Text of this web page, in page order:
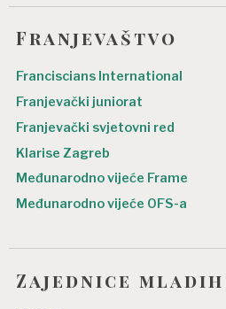
Franjevaštvo
Franciscians International
Franjevački juniorat
Franjevački svjetovni red
Klarise Zagreb
Međunarodno vijeće Frame
Međunarodno vijeće OFS-a
Zajednice mladih